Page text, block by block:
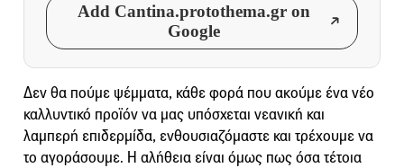
Add Cantina.protothema.gr on
Google
Δεν θα πούμε ψέμματα, κάθε φορά που ακούμε ένα νέο
καλλυντικό προϊόν να μας υπόσχεται νεανική και
λαμπερή επιδερμίδα, ενθουσιαζόμαστε και τρέχουμε να
το αγοράσουμε. Η αλήθεια είναι όμως πως όσα τέτοια